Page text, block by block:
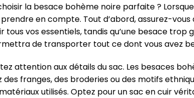
la besace bohème noire parfaite ?
en compte. Tout d’abord, assurez-
tous vos essentiels, tandis qu’une besace
de transporter tout ce dont vous avez
attention aux détails du sac. Les besaces
des franges, des broderies ou des motifs
utilisés. Optez pour un sac en cuir